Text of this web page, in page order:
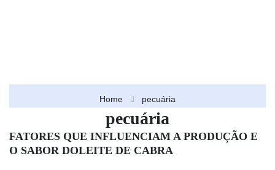
Home pecuária
pecuária
FATORES QUE INFLUENCIAM A PRODUÇÃO E
O SABOR DOLEITE DE CABRA